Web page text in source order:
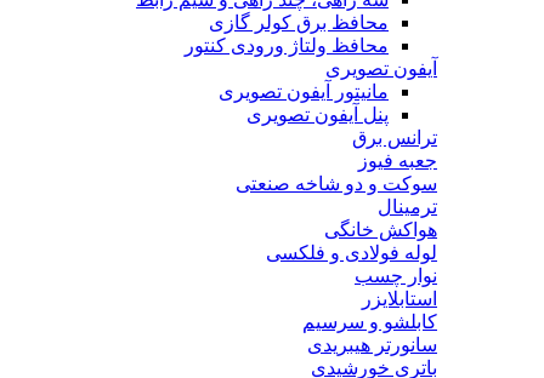
محافظ برق کولر گازی
محافظ ولتاژ ورودی کنتور
آیفون تصویری
مانیتور آیفون تصویری
پنل آیفون تصویری
ترانس برق
جعبه فیوز
سوکت و دو شاخه صنعتی
ترمینال
هواکش خانگی
لوله فولادی و فلکسی
نوار چسب
استابلایزر
کابلشو و سرسیم
سانورتر هیبریدی
باتری خورشیدی